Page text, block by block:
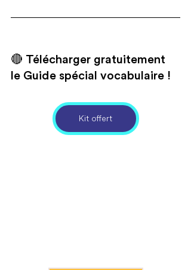
🔴 Télécharger gratuitement
le Guide spécial vocabulaire !
Kit offert